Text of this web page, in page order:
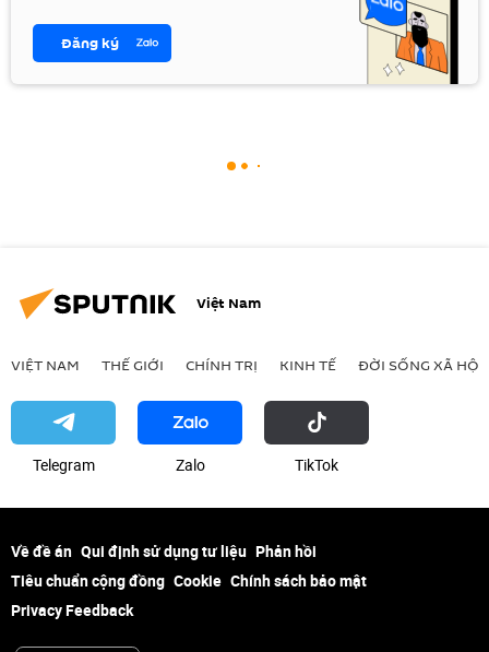
Đăng ký
Việt Nam
VIỆT NAM THẾ GIỚI CHÍNH TRỊ KINH TẾ ĐỜI SỐNG XÃ HỘI
Telegram Zalo ТikТоk
Về đề án Qui định sử dụng tư liệu Phản hồi
Tiêu chuẩn cộng đồng Cookie Chính sách bảo mật
Privacy Feedback